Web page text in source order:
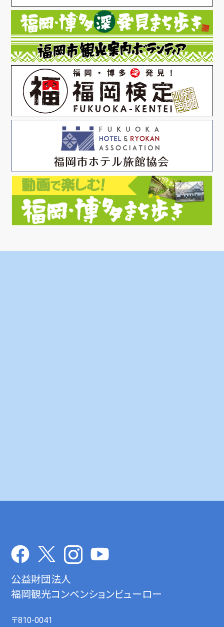
公益財団法人
福岡観光コンベンションビューロー
〒810-0041